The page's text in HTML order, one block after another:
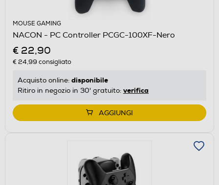
MOUSE GAMING
NACON - PC Controller PCGC-100XF-Nero
€ 22,90
€ 24,99 consigliato
Acquisto online: disponibile
Ritiro in negozio in 30' gratuito: verifica
AGGIUNGI